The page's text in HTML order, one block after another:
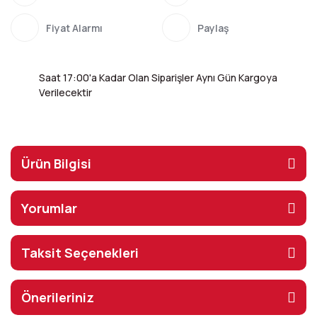
Fiyat Alarmı Paylaş
Saat 17:00'a Kadar Olan Siparişler Aynı Gün Kargoya
Verilecektir
Ürün Bilgisi
Yorumlar
Taksit Seçenekleri
Önerileriniz